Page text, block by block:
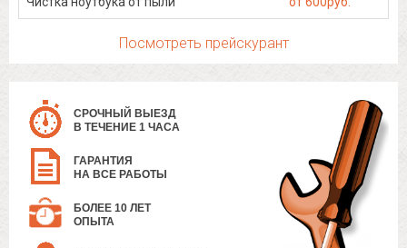
Посмотреть прейскурант
СРОЧНЫЙ ВЫЕЗД
В ТЕЧЕНИЕ 1 ЧАСА
ГАРАНТИЯ
НА ВСЕ РАБОТЫ
БОЛЕЕ 10 ЛЕТ
ОПЫТА